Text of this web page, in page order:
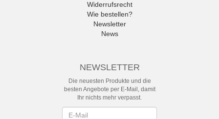
Widerrufsrecht
Wie bestellen?
Newsletter
News
NEWSLETTER
Die neuesten Produkte und die
besten Angebote per E-Mail, damit
Ihr nichts mehr verpasst.